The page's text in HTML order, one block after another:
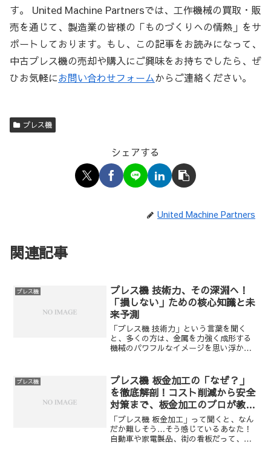
す。 United Machine Partnersでは、工作機械の買取・販
売を通じて、製造業の皆様の「ものづくりへの情熱」をサ
ポートしております。もし、この記事をお読みになって、
中古プレス機の売却や購入にご興味をお持ちでしたら、ぜ
ひお気軽にお問い合わせフォームからご連絡ください。
プレス機
シェアする
United Machine Partners
関連記事
プレス機
プレス機 技術力、その深淵へ！
「損しない」ための核心知識と未
来予測
「プレス機 技術力」という言葉を聞く
と、多くの方は、金属を力強く成形する
機械のパワフルなイメージを思い浮かべ
界が広がっています。日々の生産現場で
「もっと効率的に」「もっ...
プレス機
プレス機 板金加工の「なぜ？」
を徹底解剖！コスト削減から安全
対策まで、板金加工のプロが教え
る全知識
「プレス機 板金加工」って聞くと、なん
だか難しそう…そう感じているあなた！
自動車や家電製品、街の看板だって、実